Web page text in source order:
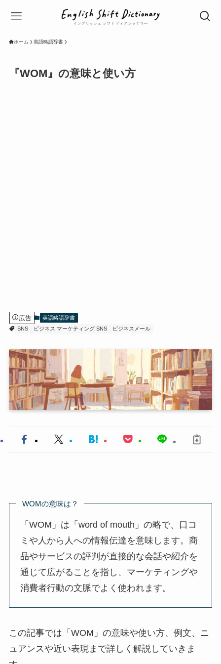
ホーム 英語略語辞書
『WOM』の意味と使い方
広告
英語略語辞書
SNS
ビジネス マーケティング SNS ビジネスメール
WOMの意味は？
「WOM」は「word of mouth」の略で、口コ
ミや人から人への情報伝達を意味します。商
品やサービスの評判が直接的な会話や紹介を
通じて広がることを指し、マーケティングや
消費者行動の文脈でよく使われます。
この記事では「WOM」の意味や使い方、例文、ニ
ュアンスや近い表現まで詳しく解説していきま